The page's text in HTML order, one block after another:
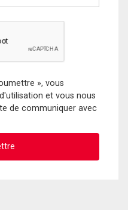
», vous
et vous nous
de communiquer avec